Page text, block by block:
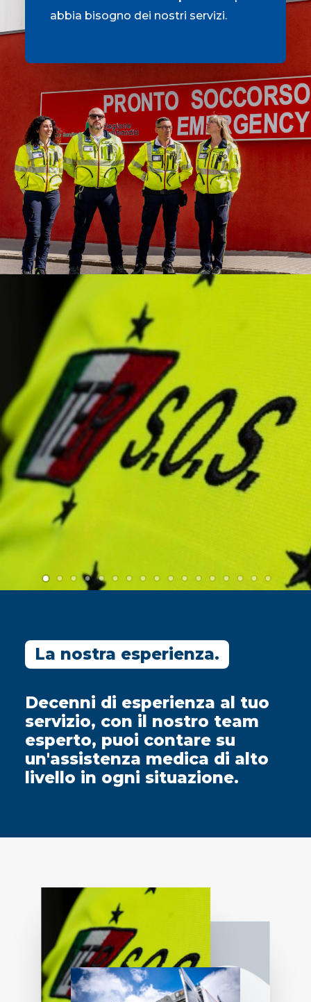
abbia bisogno dei nostri servizi.
La nostra esperienza.
Decenni di esperienza al tuo
servizio, con il nostro team
esperto, puoi contare su
un'assistenza medica di alto
livello in ogni situazione.